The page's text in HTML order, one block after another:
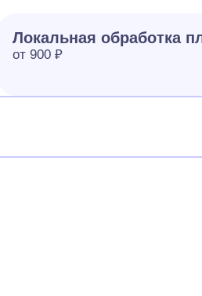
Локальная обработка
от 900 ₽